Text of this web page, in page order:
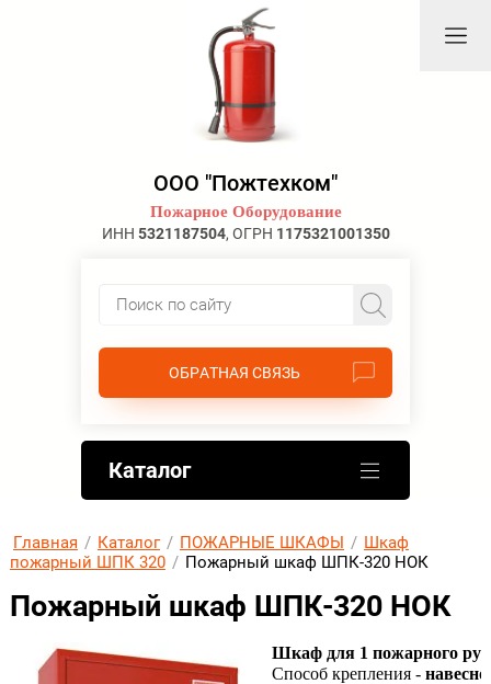
ООО "Пожтехком"
Пожарное Оборудование
ИНН 5321187504, ОГРН 1175321001350
ОБРАТНАЯ СВЯЗЬ
Каталог
Главная / Каталог / ПОЖАРНЫЕ ШКАФЫ / Шкаф
пожарный ШПК 320 / Пожарный шкаф ШПК-320 НОК
Пожарный шкаф ШПК-320 НОК
Шкаф для 1 пожарного
Способ крепления -